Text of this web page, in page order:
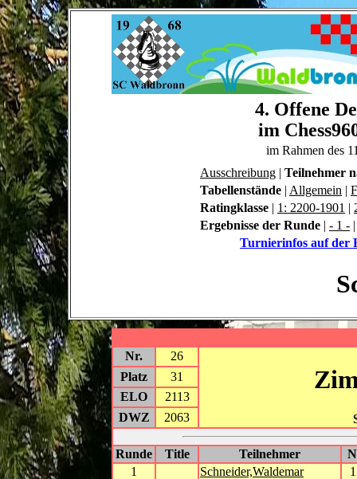
4. Offene
im
im Rahmen des
Ausschreibung | Teilnehmer
Tabellenstände | Allgemein |
Ratingklasse | 1: 2200-1901 |
Ergebnisse der Runde | - 1 -
Turnierinfos auf der
Nr. 26
Platz
31
ELO
2113
DWZ
2063
Runde Title Teilnehmer
1
Schneider,Waldemar